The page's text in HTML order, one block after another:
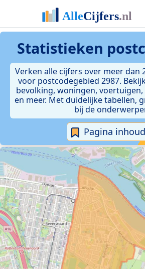
Statistieken
Verken alle cijfers over meer dan
voor postcodegebied 2987.
bevolking, woningen,
en meer. Met duidelijke tabellen,
bij de
Pagina